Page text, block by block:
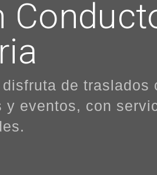
de traslados
eventos, con